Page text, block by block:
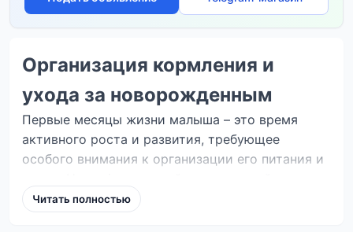
Организация кормления и
ухода за новорожденным
Первые месяцы жизни малыша – это время
активного роста и развития, требующее
особого внимания к организации его питания и
ассортимент товаров, которые помогут сделать
этот процесс максимально комфортным и
Читать полностью